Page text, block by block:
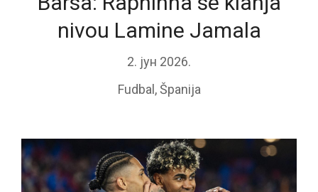
nivou Lamine Jamala
2. јун 2026.
Fudbal ,Španija